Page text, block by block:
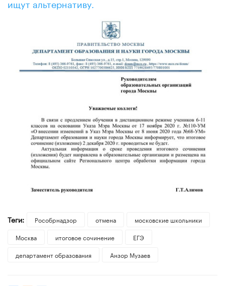
ищут альтернативу.
Теги: Рособрнадзор отмена
московские школьники
Москва
итоговое сочинение
ЕГЭ
департамент образования
Анзор Музаев